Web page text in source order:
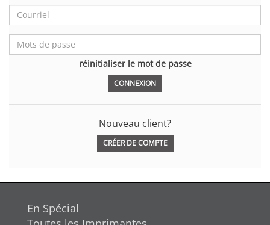
réinitialiser le mot de passe
Nouveau client?
CRÉER DE COMPTE
En Spécial